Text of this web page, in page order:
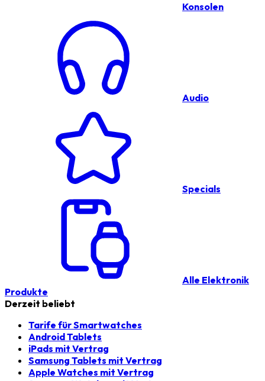
Konsolen
Audio
Specials
Alle Elektronik
Produkte
Derzeit beliebt
Tarife für Smartwatches
Android Tablets
iPads mit Vertrag
Samsung Tablets mit Vertrag
Apple Watches mit Vertrag